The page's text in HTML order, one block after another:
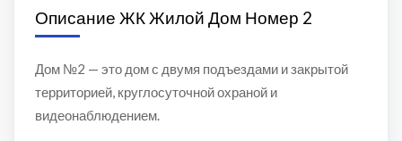
Описание ЖК Жилой Дом Номер 2
Дом №2 — это дом с двумя подъездами и закрытой
территорией, круглосуточной охраной и
видеонаблюдением.